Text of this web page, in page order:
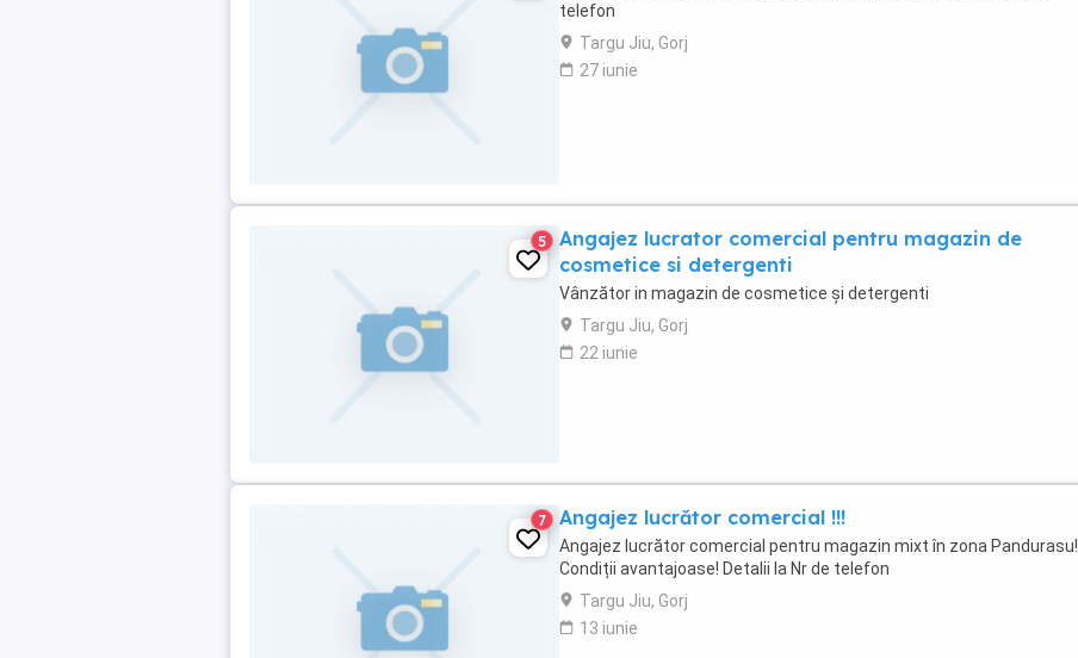
telefon
Targu Jiu, Gorj
27 iunie
5
Angajez lucrator comercial pentru magazin de
cosmetice si detergenti
Vânzător in magazin de cosmetice și detergenti
Targu Jiu, Gorj
22 iunie
7 Angajez lucrător comercial !!!
Angajez lucrător comercial pentru magazin mixt în zona Pandurasu!
Condiții avantajoase! Detalii la Nr de telefon
Targu Jiu, Gorj
13 iunie